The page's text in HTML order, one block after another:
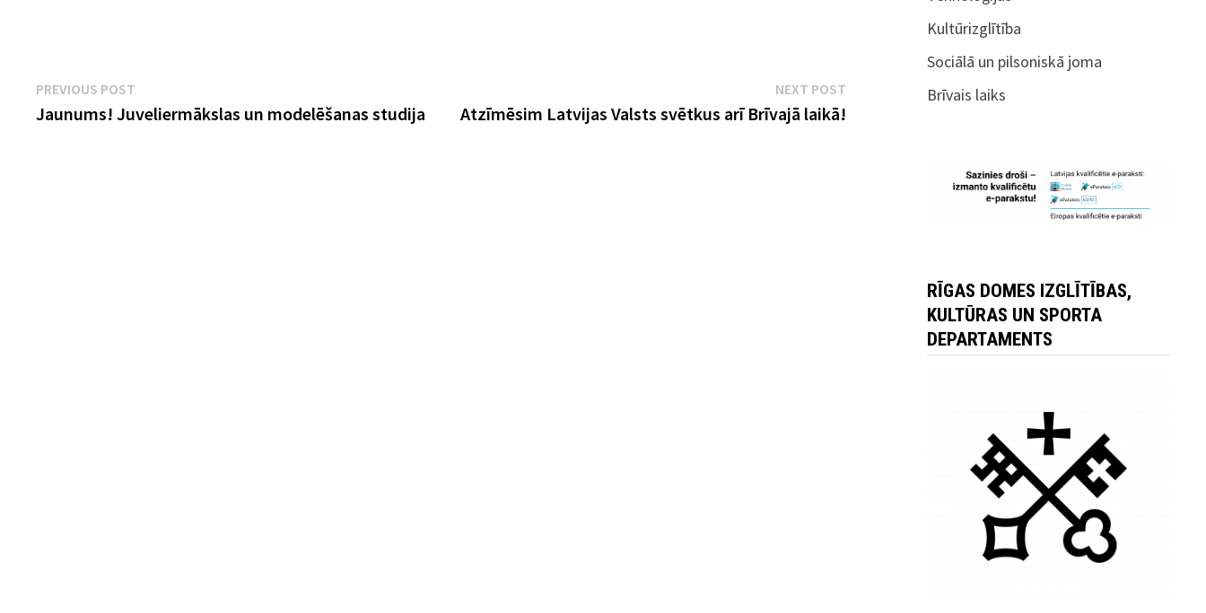
Ziņu
izvēlne
PREVIOUS POST
post:
Jaunums! Juveliermākslas un modelēšanas studija
NEXT POSTNext
post:
Atzīmēsim Latvijas Valsts svētkus arī Brīvajā laikā!
Kultūrizglītība
Sociālā un pilsoniskā joma
Brīvais laiks
RĪGAS DOMES IZGLĪTĪBAS,
KULTŪRAS UN SPORTA
DEPARTAMENTS